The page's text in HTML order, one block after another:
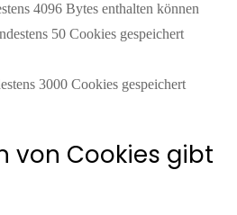
4096 Bytes enthalten können
50 Cookies gespeichert
3000 Cookies gespeichert
von Cookies gibt